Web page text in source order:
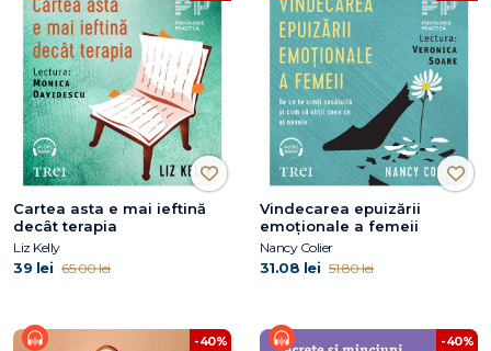
Cartea asta e mai ieftină
decât terapia
Liz Kelly
39 lei 65.00 lei
Vindecarea epuizării
emoționale a femeii
Nancy Colier
31.08 lei 51.80 lei
-40% -40%